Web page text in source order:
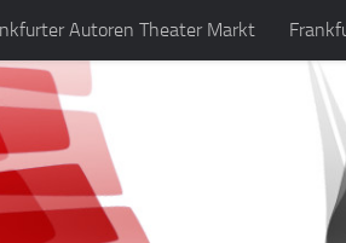
Autoren Theater Markt